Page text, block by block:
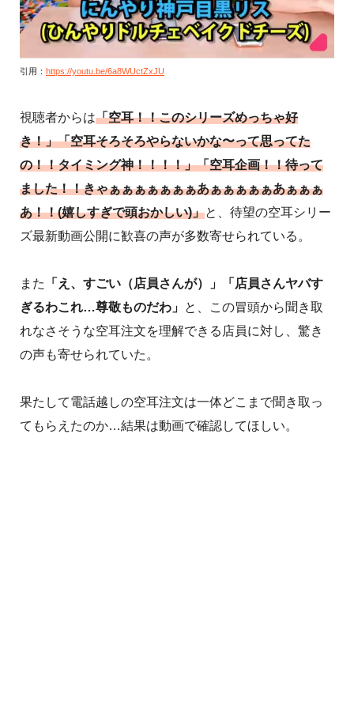
引用： https://youtu.be/6a8WUctZxJU
視聴者からは「空耳！！このシリーズめっちゃ好
き！」「空耳そろそろやらないかな〜って思ってた
の！！タイミング神！！！！」「空耳企画！！待って
ました！！きゃぁぁぁぁぁぁぁあぁぁぁぁぁあぁぁぁ
あ！！(嬉しすぎで頭おかしい)」と、待望の空耳シリー
ズ最新動画公開に歓喜の声が多数寄せられている。
また
「え、すごい（店員さんが）」「店員さんヤバす
ぎるわこれ…尊敬ものだわ」 と、この冒頭から聞き取
れなさそうな空耳注文を理解できる店員に対し、驚き
の声も寄せられていた。
果たして電話越しの空耳注文は一体どこまで聞き取っ
てもらえたのか…結果は動画で確認してほしい。